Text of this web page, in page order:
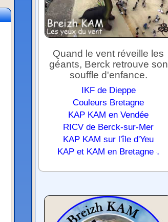
Quand le vent réveille les
géants, Berck retrouve son
souffle d'enfance.
IKF de Dieppe
Couleurs Bretagne
KAP KAM en Vendée
RICV de Berck-sur-Mer
KAP KAM sur l'île d'Yeu
KAP et KAM en Bretagne .